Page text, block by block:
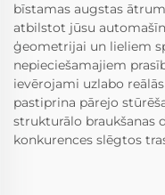
bīstamas augstas
atbilstot jūsu
ģeometrijai un lieliem
nepieciešamajiem
ievērojami uzlabo
pastiprina pārejo
strukturālo braukšanas
konkurences slēgtos